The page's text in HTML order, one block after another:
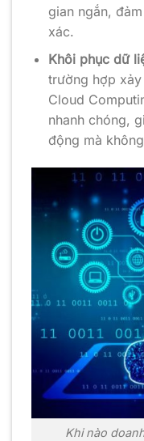
gian ngắn,
xác.
Khôi phục dữ
trường hợp
Cloud
nhanh chóng,
động mà
Khi nào